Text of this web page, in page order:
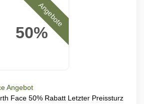
50%
Angebote
Angebot
Face 50% Rabatt Letzter Preissturz